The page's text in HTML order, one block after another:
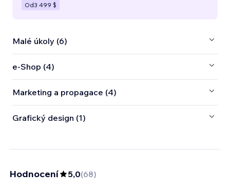
Od3 499 $
Malé úkoly (6)
e‑Shop (4)
Marketing a propagace (4)
Grafický design (1)
Hodnocení 5,0(68)